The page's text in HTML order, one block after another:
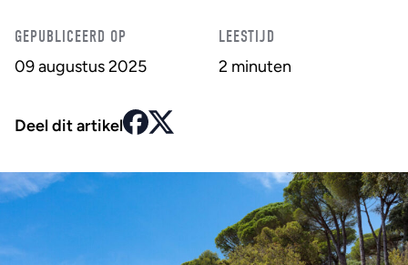
GEPUBLICEERD OP
09 augustus 2025
LEESTIJD
2 minuten
Deel dit artikel